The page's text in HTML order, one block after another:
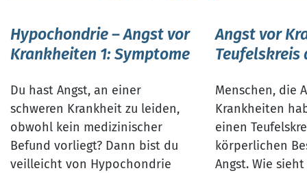
Hypochondrie – Angst vor
Krankheiten 1: Symptome
Du hast Angst, an einer
schweren Krankheit zu leiden,
obwohl kein medizinischer
Befund vorliegt? Dann bist du
veilleicht von Hypochondrie
Angst vor
Teufelskreis
Menschen, die
Krankheiten
einen
körperlichen
Angst. Wie